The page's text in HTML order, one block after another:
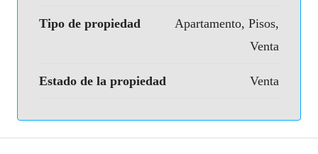
Tipo de propiedad
Apartamento, Pisos,
Venta
Estado de la propiedad Venta